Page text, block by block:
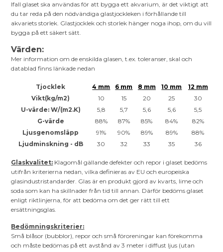
Ifall glaset ska användas för att bygga ett akvarium, är det viktigt att
du tar reda på den nödvändiga glastjockleken i förhållande till
akvariets storlek. Glastjocklek och storlek hänger noga ihop, om du vill
bygga på ett säkert sätt.
Värden:
Mer information om de enskilda glasen, t.ex. toleranser, skal och
datablad finns länkade nedan
Tjocklek 4 mm 6 mm 8 mm 10 mm
12 mm
Vikt(kg/m2)
10 15 20 25
30
U-värde: W/(m2.K)
5,8 5,7 5,6 5,6
5,5
G-värde
88% 87% 85% 84%
82%
Ljusgenomsläpp
91% 90% 89% 89%
88%
Ljudminskning - dB
30 32 33 35 36
Glaskvalitet: Klagomål gällande defekter och repor i glaset bedöms
utifrån kriterierna nedan, vilka definieras av EU och europeiska
glasindustristandarder. Glas är en produkt gjord av kvarts, lime och
soda som kan ha skillnader från tid till annan. Därför bedöms glaset
enligt riktlinjerna, för att bedöma om det ger rätt till ett
ersättningsglas.
Bedömningskriterier:
Små blåsor (bubblor), repor och små föroreningar kan förekomma
och måste bedömas på ett avstånd av 3 meter i diffust ljus (utan